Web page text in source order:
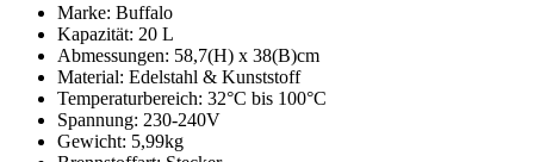
Marke: Buffalo
Kapazität: 20 L
Abmessungen: 58,7(H) x 38(B)cm
Material: Edelstahl & Kunststoff
Temperaturbereich: 32°C bis 100°C
Spannung: 230-240V
Gewicht: 5,99kg